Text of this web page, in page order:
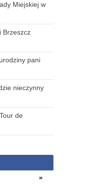
Miejskiej w
Brzeszcz
pani
nieczynny
de
»